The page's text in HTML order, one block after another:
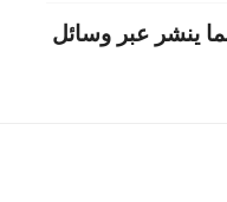
ينشر عبر وسائل